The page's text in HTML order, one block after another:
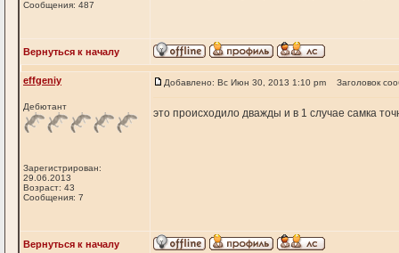
Сообщения: 487
Вернуться к началу
effgeniy
Дебютант
Зарегистрирован:
29.06.2013
Возраст: 43
Сообщения: 7
Добавлено: Вс Июн 30, 2013 1:10 pm Заголовок
это происходило дважды и в 1 случае самка
Вернуться к началу